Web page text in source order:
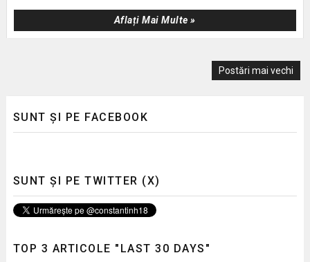
Aflați Mai Multe »
Postări mai vechi
SUNT ȘI PE FACEBOOK
SUNT ȘI PE TWITTER (X)
TOP 3 ARTICOLE "LAST 30 DAYS"